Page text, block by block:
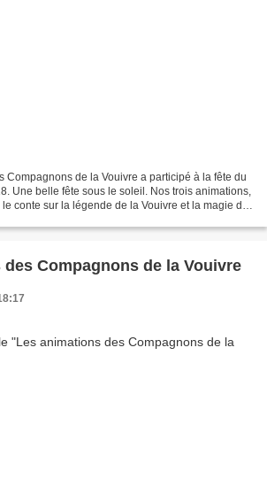
Compagnons de la Vouivre a participé à la fête du
Une belle fête sous le soleil. Nos trois animations,
conte sur la légende de la Vouivre et la magie de
Compagnons de la Vouivre